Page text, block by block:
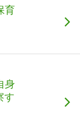
育
身
す